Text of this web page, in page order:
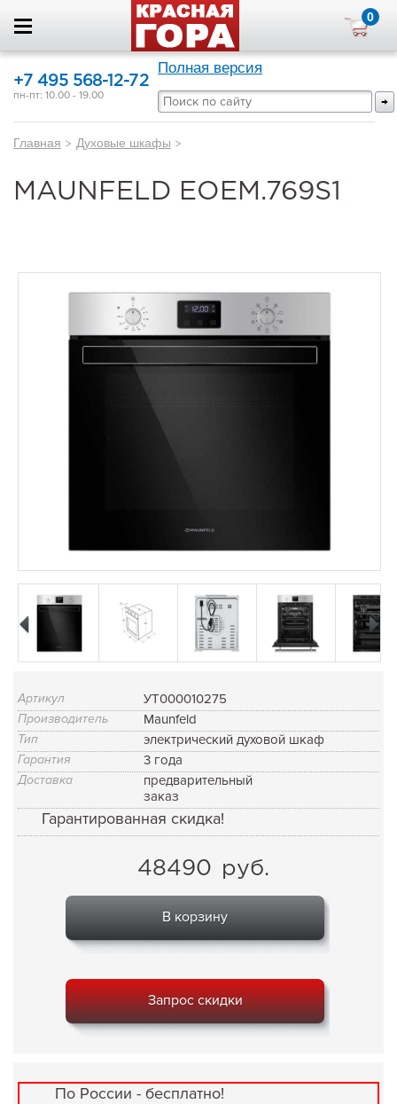
0
+7 495 568-12-72
пн-пт: 10.00 - 19.00
Полная версия
Главная > Духовые шкафы >
MAUNFELD EOEM.769S1
Артикул УТ000010275
Производитель Maunfeld
Тип электрический духовой шкаф
Гарантия 3 года
Доставка
предварительный
заказ
Гарантированная скидка!
48490 руб.
В корзину
Запрос скидки
По России - бесплатно!